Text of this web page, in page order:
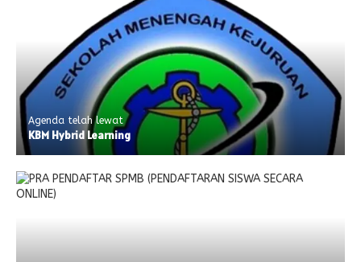
Agenda telah lewat
KBM Hybrid Learning